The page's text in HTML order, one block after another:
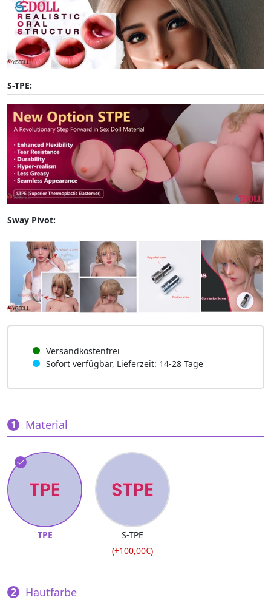
S-TPE:
Sway Pivot:
Versandkostenfrei
Sofort verfügbar, Lieferzeit: 14-28 Tage
Material
TPE
S-TPE
(+100,00€)
Hautfarbe